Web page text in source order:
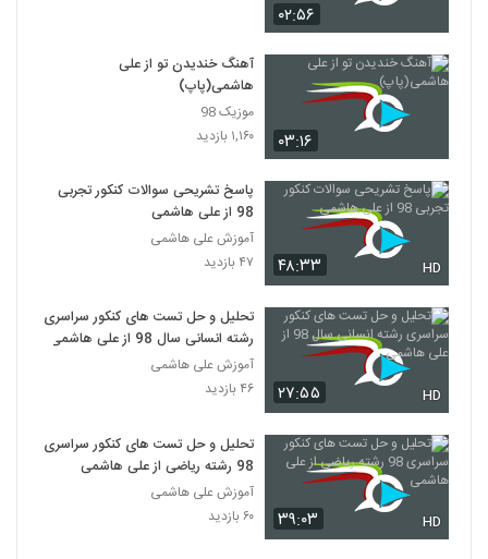
۰۲:۵۶
۰۳:۱۶
آهنگ خندیدن تو از علی
هاشمی(پاپ)
موزیک 98
۱,۱۶۰ بازدید
۴۸:۳۳ HD
پاسخ تشریحی سوالات کنکور تجربی
98 از علی هاشمی
آموزش علی هاشمی
۴۷ بازدید
۲۷:۵۵ HD
تحلیل و حل تست های کنکور سراسری
رشته انسانی سال 98 از علی هاشمی
آموزش علی هاشمی
۴۶ بازدید
۳۹:۰۳ HD
تحلیل و حل تست های کنکور سراسری
98 رشته ریاضی از علی هاشمی
آموزش علی هاشمی
۶۰ بازدید